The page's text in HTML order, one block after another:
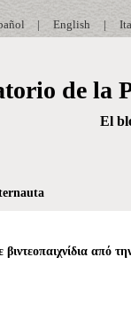
|
English
|
de la
El
από